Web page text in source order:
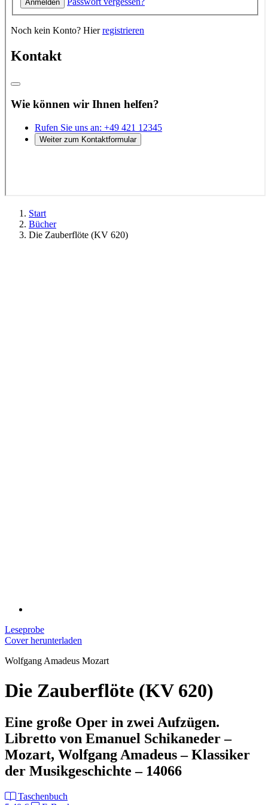
Start
Bücher
Die Zauberflöte (KV 620)
Leseprobe
Cover herunterladen
Wolfgang Amadeus Mozart
Die Zauberflöte (KV 620)
Eine große Oper in zwei Aufzügen.
Libretto von Emanuel Schikaneder –
Mozart, Wolfgang Amadeus – Klassiker
der Musikgeschichte – 14066
Taschenbuch